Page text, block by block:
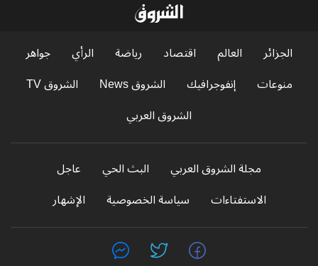
الجزائر العالم اقتصاد رياضة الرأي
جواهر
منوعات
إنفوجرافيك الشروق News
الشروق TV
الشروق العربي
مجلة الشروق العربي البث الحي
عاجل
الاستفتاءات
سياسة الخصوصية الإشهار